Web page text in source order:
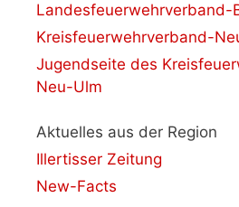
Landesfeuerwehrverband-
Kreisfeuerwehrverband-
Jugendseite des
Neu-Ulm
Aktuelles aus der Region
Illertisser Zeitung
New-Facts